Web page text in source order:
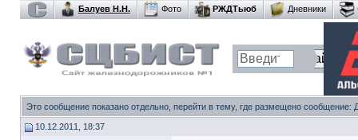
Балуев Н.Н. Фото РЖДТьюб Дневники
Это сообщение показано отдельно, перейти в тему, где размещено сообщение:
10.12.2011, 18:37